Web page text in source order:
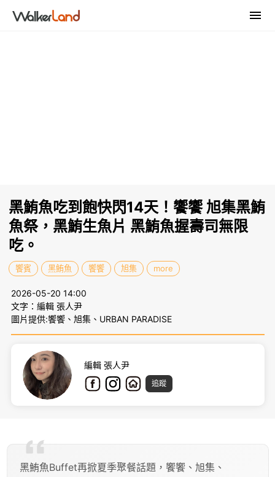
黑鮪魚吃到飽快閃14天！饗饗 旭集黑鮪
魚祭，黑鮪生魚片 黑鮪魚握壽司無限
吃。
饗賓 黑鮪魚 饗饗 旭集 more
2026-05-20 14:00
文字：編輯 張人尹
圖片提供:饗饗、旭集、URBAN PARADISE
編輯 張人尹
追蹤
黑鮪魚Buffet再掀夏季聚餐話題，饗饗、旭集、